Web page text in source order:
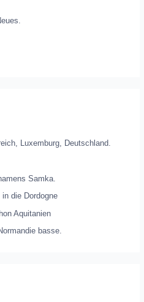
Luxemburg, Deutschland.
Samka.
die Dordogne
Aquitanien
basse.